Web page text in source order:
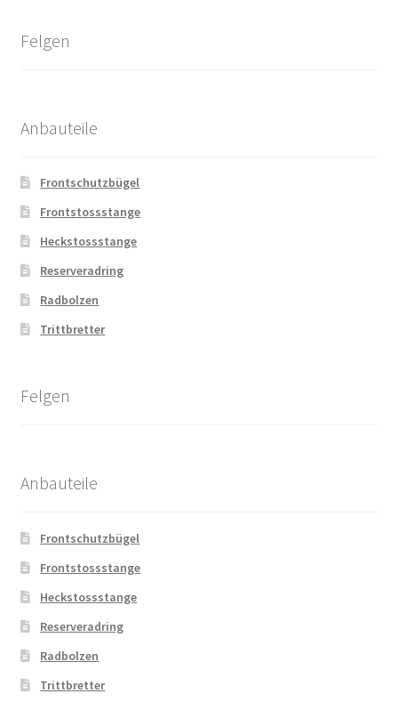
Felgen
Anbauteile
Frontschutzbügel
Frontstossstange
Heckstossstange
Reserveradring
Radbolzen
Trittbretter
Felgen
Anbauteile
Frontschutzbügel
Frontstossstange
Heckstossstange
Reserveradring
Radbolzen
Trittbretter